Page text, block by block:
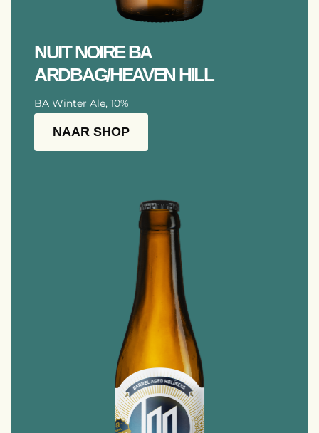
NUIT NOIRE BA
ARDBAG/HEAVEN HILL
BA Winter Ale, 10%
NAAR SHOP